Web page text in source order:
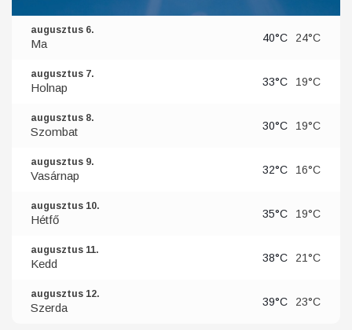
augusztus 6.
Ma 40°C 24°C
augusztus 7.
Holnap 33°C 19°C
augusztus 8.
Szombat 30°C 19°C
augusztus 9.
Vasárnap 32°C 16°C
augusztus 10.
Hétfő 35°C 19°C
augusztus 11.
Kedd 38°C 21°C
augusztus 12.
Szerda 39°C 23°C